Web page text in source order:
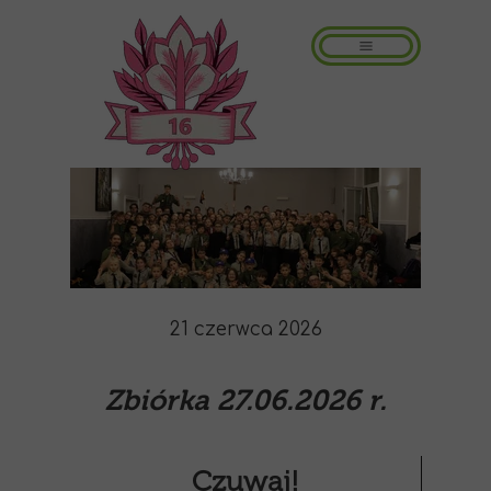
21 czerwca 2026
Zbiórka 27.06.2026 r.
Czuwaj!